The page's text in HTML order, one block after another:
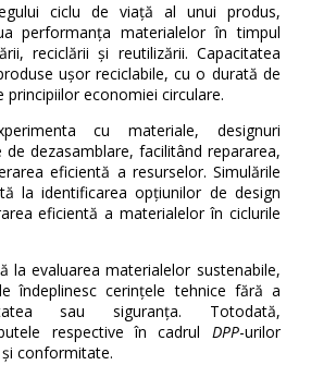
ciclu de viață al unui produs,
performanța materialelor în timpul
reciclării și reutilizării. Capacitatea
ușor reciclabile, cu o durată de
principiilor economiei circulare.
cu materiale, designuri
dezasamblare, facilitând repararea,
eficientă a resurselor. Simulările
la identificarea opțiunilor de design
eficientă a materialelor în ciclurile
la evaluarea materialelor sustenabile,
îndeplinesc cerințele tehnice fără a
sau siguranța. Totodată,
respective în cadrul DPP-urilor
conformitate.